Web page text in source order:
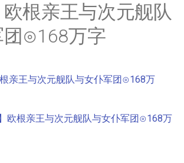
欧根亲王与次元舰队
⊙168万字
根亲王与次元舰队与女仆军团⊙168万
欧根亲王与次元舰队与女仆军团⊙168万